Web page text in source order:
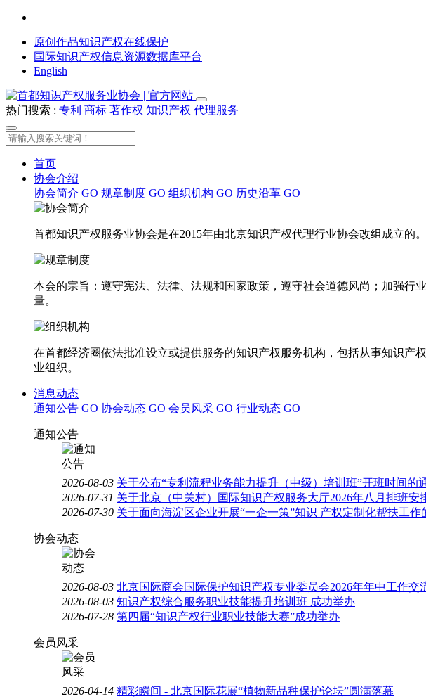
原创作品知识产权在线保护
国际知识产权信息资源数据库平台
English
热门搜索 : 专利 商标 著作权 知识产权 代理服务
首页
协会介绍
协会简介 GO 规章制度 GO 组织机构 GO 历史沿革 GO
首都知识产权服务业协会是在2015年由北京知识产权代理行业协会改组成立
本会的宗旨：遵守宪法、法律、法规和国家政策，遵守社会道德风尚；加强
量。
在首都经济圈依法批准设立或提供服务的知识产权服务机构，包括从事知识
业组织。
消息动态
通知公告 GO 协会动态 GO 会员风采 GO 行业动态 GO
通知公告
2026-08-03 关于公布“专利流程业务能力提升（中级）培训班”开班时间的
2026-07-31 关于北京（中关村）国际知识产权服务大厅2026年八月排班安
2026-07-30 关于面向海淀区企业开展“一企一策”知识 产权定制化帮扶工作
协会动态
2026-08-03 北京国际商会国际保护知识产权专业委员会2026年年中工作交
2026-08-03 知识产权综合服务职业技能提升培训班 成功举办
2026-07-28 第四届“知识产权行业职业技能大赛”成功举办
会员风采
2026-04-14 精彩瞬间 - 北京国际花展“植物新品种保护论坛”圆满落幕